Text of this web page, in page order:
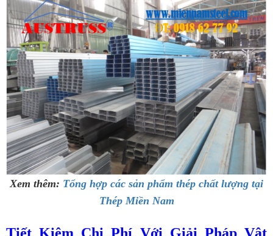
Xem thêm: Tổng hợp các sản phẩm thép chất lượng tại
Thép Miền Nam
Tiết Kiệm Chi Phí Với Giải Pháp Vật